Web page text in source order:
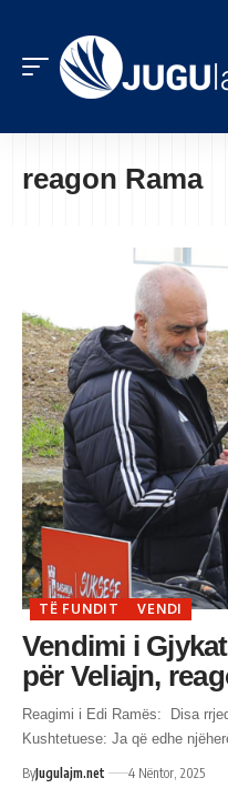
reagon Rama
TË FUNDIT VENDI
Vendimi i
për Veliajn,
Reagimi i Edi Ramës: Disa
Kushtetuese: Ja që edhe
ByJugulajm.net 4 Nëntor, 2025